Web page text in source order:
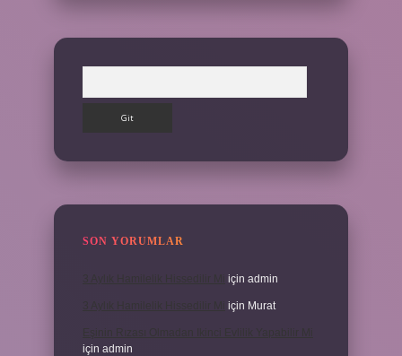
SON YORUMLAR
için admin
için Murat
için admin